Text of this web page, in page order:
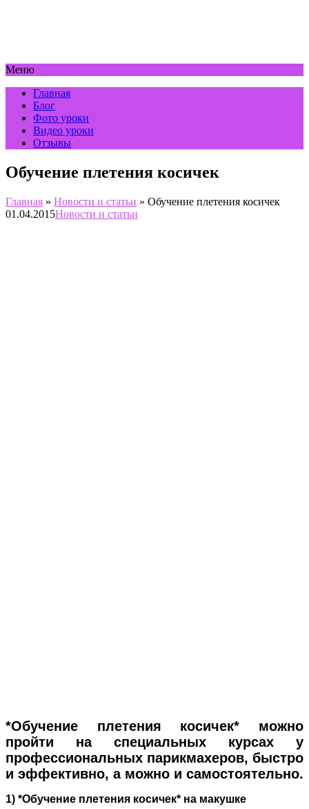
Меню
Главная
Блог
Фото уроки
Видео уроки
Отзывы
Обучение плетения косичек
Главная » Новости и статьи » Обучение плетения косичек
01.04.2015Новости и статьи
*Обучение плетения косичек* можно
пройти на специальных курсах у
профессиональных парикмахеров, быстро
и эффективно, а можно и самостоятельно.
1) *Обучение плетения косичек* на макушке